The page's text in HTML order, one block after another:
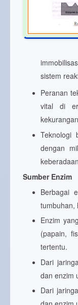
sistem
Peranan
vital di
Teknologi
dengan
Sumber Enzim
Berbagai
tumbuhan,
Enzim
(papain,
tertentu.
Dari
dan enzim
Dari